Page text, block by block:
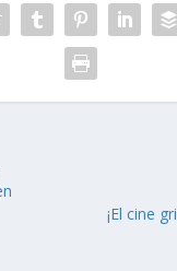
¡El cine